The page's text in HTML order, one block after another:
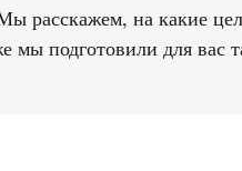
расскажем, на какие
мы подготовили для вас